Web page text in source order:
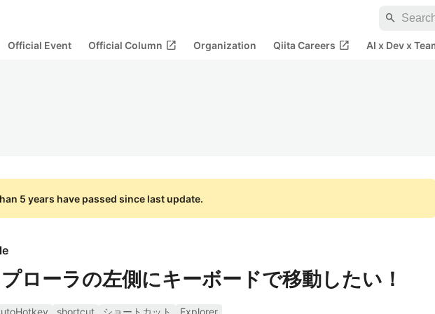
search
Official Event Official Column open_in_new Organization Qiita Careers open_in_new AI x Dev x
5 years have passed since last update.
ローラの左側にキーボードで移動したい！
shortcut ショートカット
Explorer